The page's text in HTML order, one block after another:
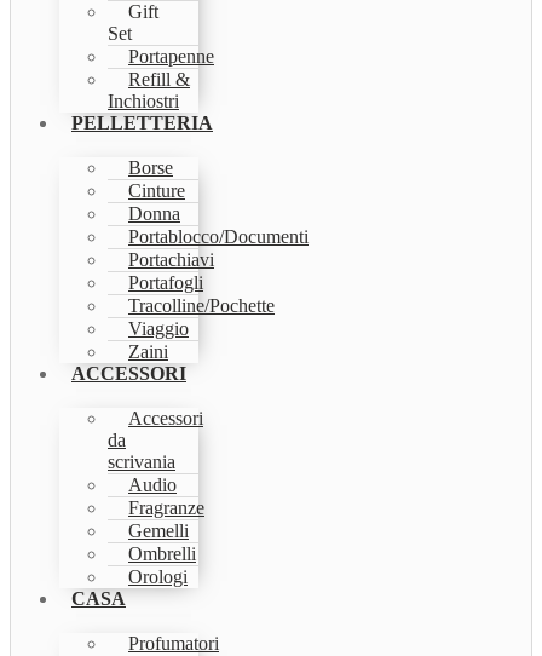
Gift
Set
Portapenne
Refill &
Inchiostri
PELLETTERIA
Borse
Cinture
Donna
Portablocco/Documenti
Portachiavi
Portafogli
Tracolline/Pochette
Viaggio
Zaini
ACCESSORI
Accessori
da
scrivania
Audio
Fragranze
Gemelli
Ombrelli
Orologi
CASA
Profumatori